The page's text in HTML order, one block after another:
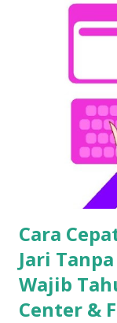
Cara
Jari
Wajib
Center &